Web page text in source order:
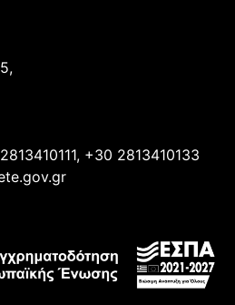
+30 2813410133